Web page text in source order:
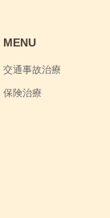
MENU
交通事故治療
保険治療